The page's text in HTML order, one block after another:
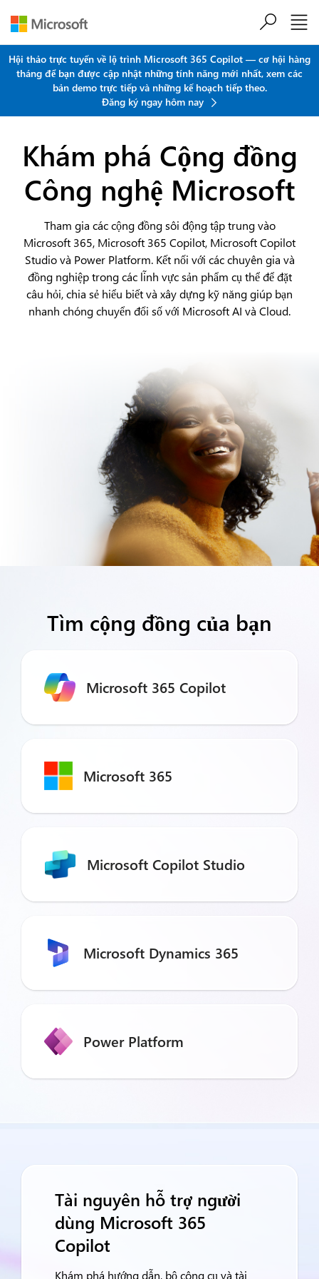
Hội thảo trực tuyến về lộ trình Microsoft 365 Copilot — cơ hội hàng
tháng để bạn được cập nhật những tính năng mới nhất, xem các
bản demo trực tiếp và những kế hoạch tiếp theo.
Đăng ký ngay hôm nay
Khám phá Cộng đồng
Công nghệ Microsoft
Tham gia các cộng đồng sôi động tập trung vào
Microsoft 365, Microsoft 365 Copilot, Microsoft Copilot
Studio và Power Platform. Kết nối với các chuyên gia và
đồng nghiệp trong các lĩnh vực sản phẩm cụ thể để đặt
câu hỏi, chia sẻ hiểu biết và xây dựng kỹ năng giúp bạn
nhanh chóng chuyển đổi số với Microsoft AI và Cloud.
Tìm cộng đồng của bạn
Microsoft 365 Copilot
Microsoft 365
Microsoft Copilot Studio
Microsoft Dynamics 365
Power Platform
Tài nguyên hỗ trợ người
dùng Microsoft 365
Copilot
Khám phá hướng dẫn, bộ công cụ và tài